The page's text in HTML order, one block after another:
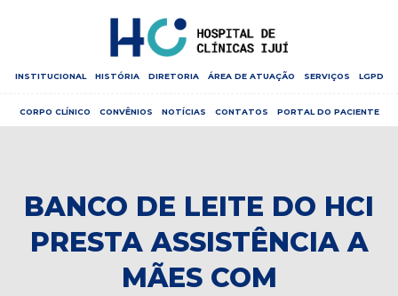
INSTITUCIONAL HISTÓRIA DIRETORIA ÁREA DE ATUAÇÃO SERVIÇOS LGPD
CORPO CLÍNICO CONVÊNIOS NOTÍCIAS CONTATOS PORTAL DO PACIENTE
BANCO DE LEITE DO HCI
PRESTA ASSISTÊNCIA A
MÃES COM